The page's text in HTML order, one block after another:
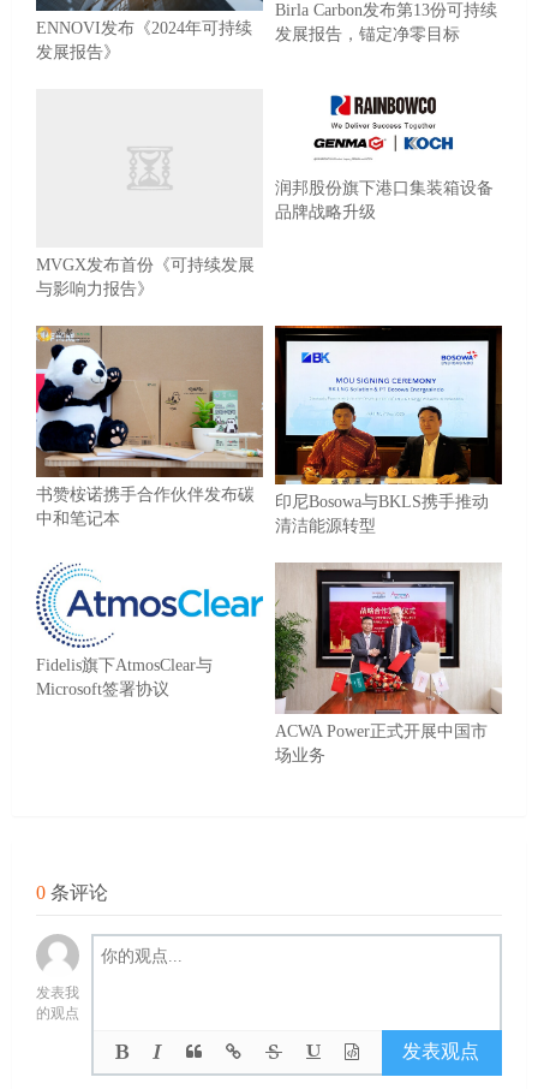
ENNOVI发布《2024年可持续
发展报告》
Birla Carbon发布第13份可持续
发展报告，锚定净零目标
MVGX发布首份《可持续发展
与影响力报告》
润邦股份旗下港口集装箱设备
品牌战略升级
书赞桉诺携手合作伙伴发布碳
中和笔记本
印尼Bosowa与BKLS携手推动
清洁能源转型
Fidelis旗下AtmosClear与
Microsoft签署协议
ACWA Power正式开展中国市
场业务
0 条评论
发表我
的观点
发表观点